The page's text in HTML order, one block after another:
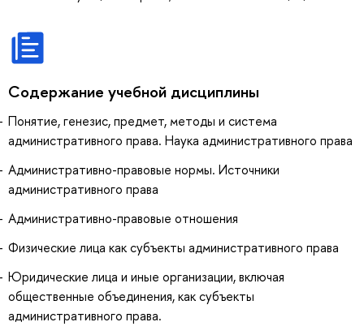
Содержание учебной дисциплины
Понятие, генезис, предмет, методы и система
административного права. Наука административного права
Административно-правовые нормы. Источники
административного права
Административно-правовые отношения
Физические лица как субъекты административного права
Юридические лица и иные организации, включая
общественные объединения, как субъекты
административного права.